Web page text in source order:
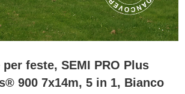
per feste, SEMI PRO Plus
900 7x14m, 5 in 1, Bianco